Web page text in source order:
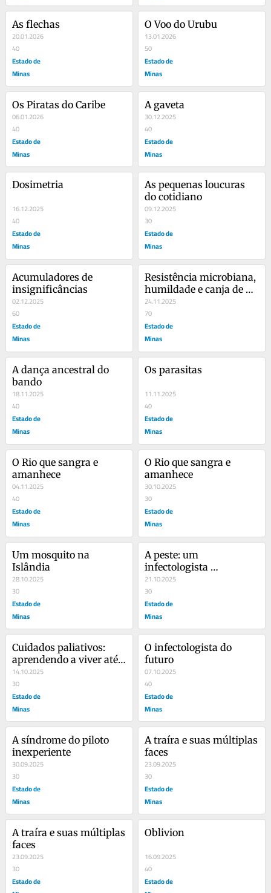
As flechas
20.01.2026
40
Estado de
Minas
O Voo do Urubu
13.01.2026
50
Estado de
Minas
Os Piratas do Caribe
06.01.2026
40
Estado de
Minas
A gaveta
30.12.2025
40
Estado de
Minas
Dosimetria
16.12.2025
40
Estado de
Minas
As pequenas loucuras
do cotidiano
09.12.2025
30
Estado de
Minas
Acumuladores de
insignificâncias
02.12.2025
60
Estado de
Minas
Resistência microbiana,
humildade e canja de
galinha
24.11.2025
70
Estado de
Minas
A dança ancestral do
bando
18.11.2025
40
Estado de
Minas
Os parasitas
11.11.2025
40
Estado de
Minas
O Rio que sangra e
amanhece
04.11.2025
40
Estado de
Minas
O Rio que sangra e
amanhece
30.10.2025
30
Estado de
Minas
Um mosquito na
Islândia
28.10.2025
30
Estado de
Minas
A peste: um
infectologista
digladiando com um
parasita milenar
21.10.2025
30
Estado de
Minas
Cuidados paliativos:
aprendendo a viver até a
última gota
14.10.2025
30
Estado de
Minas
O infectologista do
futuro
07.10.2025
40
Estado de
Minas
A síndrome do piloto
inexperiente
30.09.2025
30
Estado de
Minas
A traíra e suas múltiplas
faces
23.09.2025
30
Estado de
Minas
A traíra e suas múltiplas
faces
23.09.2025
30
Estado de
Oblivion
16.09.2025
40
Estado de